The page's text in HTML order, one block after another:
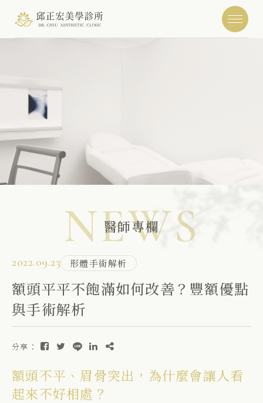
NEWS
醫師專欄
2022.09.23 形體手術解析
額頭平平不飽滿如何改善？豐額優點
與手術解析
分享：
額頭不平、眉骨突出，為什麼會讓人看
起來不好相處？